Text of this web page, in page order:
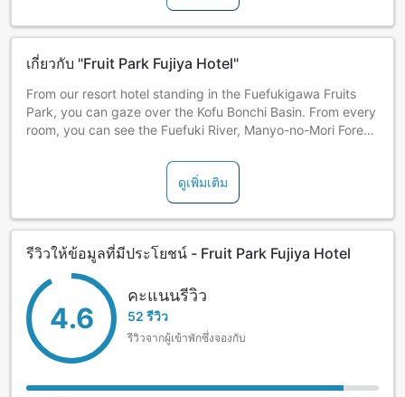
เกี่ยวกับ "Fruit Park Fujiya Hotel"
From our resort hotel standing in the Fuefukigawa Fruits
Park, you can gaze over the Kofu Bonchi Basin. From every
room, you can see the Fuefuki River, Manyo-no-Mori Forest
ดูเพิ่มเติม
รีวิวให้ข้อมูลที่มีประโยชน์ - Fruit Park Fujiya Hotel
4.6
คะแนนรีวิว
52 รีวิว
รีวิวจากผู้เข้าพักซึ่งจองกับ